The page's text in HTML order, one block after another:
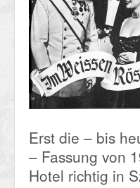
Erst die – bis
– Fassung von
Hotel richtig in